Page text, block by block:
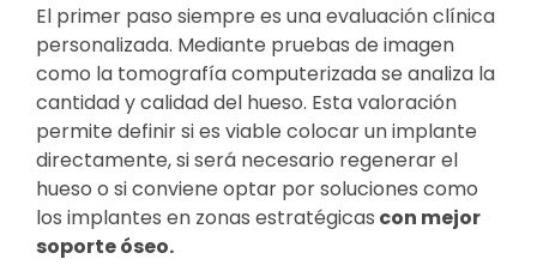
El primer paso siempre es una evaluación clínica
personalizada. Mediante pruebas de imagen
como la tomografía computerizada se analiza la
cantidad y calidad del hueso. Esta valoración
permite definir si es viable colocar un implante
directamente, si será necesario regenerar el
hueso o si conviene optar por soluciones como
los implantes en zonas estratégicas con mejor
soporte óseo.